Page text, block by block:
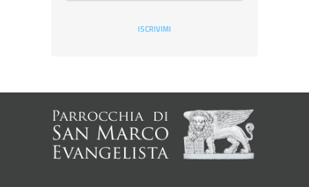
ISCRIVIMI